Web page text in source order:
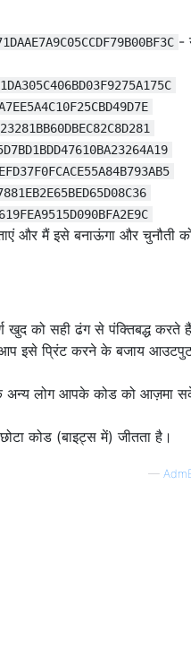
|
|
|
|
|
+-----------
|
|
|
|
|
|
|
+
+ |
++-+----
+ |
+++
+
+
+++
-
और मैं इसे बनाऊंगा और चुनौती
खुद को सही ढंग से पंक्तिबद्ध करते
आप इसे प्रिंट करने के बजाय
अन्य लोग आपके कोड को आज़मा
कोड (बाइट्स में) जीतता है।
—